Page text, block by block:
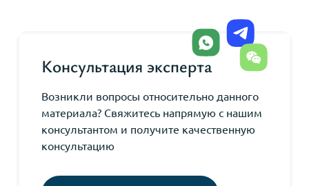
Консультация эксперта
Возникли вопросы относительно данного
материала? Свяжитесь напрямую с нашим
консультантом и получите качественную
консультацию